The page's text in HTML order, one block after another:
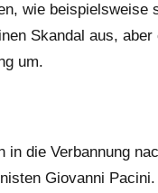
wie beispielsweise
Skandal aus,
um.
die Verbannung
Giovanni Pacini.